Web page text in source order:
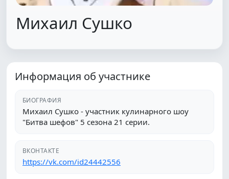
Михаил Сушко
Информация об участнике
БИОГРАФИЯ
Михаил Сушко - участник кулинарного шоу
"Битва шефов" 5 сезона 21 серии.
ВКОНТАКТЕ
https://vk.com/id24442556